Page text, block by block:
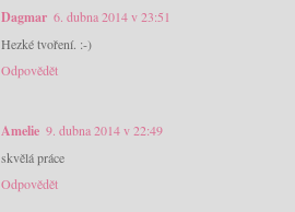
Dagmar 6. dubna 2014 v 23:51
Hezké tvoření. :-)
Odpovědět
Amelie 9. dubna 2014 v 22:49
skvělá práce
Odpovědět